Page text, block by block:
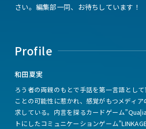
さい。編集部一同、お待ちしています！
Profile
和田夏実
ろう者の両親のもとで手話を第一言語とし
ことの可能性に惹かれ、感覚がもつメディ
求している。内言を探るカードゲーム
トにしたコミュニケーションゲーム